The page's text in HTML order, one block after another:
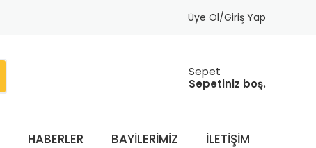
Üye Ol/Giriş Yap
Sepet
Sepetiniz boş.
HABERLER BAYILERIMIZ İLETIŞIM